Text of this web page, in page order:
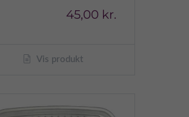
45,00 kr.
Vis produkt